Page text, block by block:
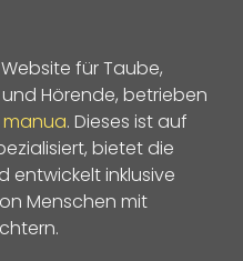
für Taube,
Hörende, betrieben
manua. Dieses ist auf
bietet die
entwickelt inklusive
Menschen mit